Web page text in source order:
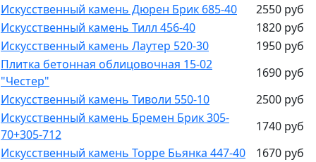
Искусственный камень Дюрен Брик 685-40
2550 руб
Искусственный камень Тилл 456-40
1820 руб
Искусственный камень Лаутер 520-30
1950 руб
Плитка бетонная облицовочная 15-02
"Честер"
1690 руб
Искусственный камень Тиволи 550-10
2500 руб
Искусственный камень Бремен Брик 305-
70+305-712
1740 руб
Искусственный камень Торре Бьянка 447-40
1670 руб